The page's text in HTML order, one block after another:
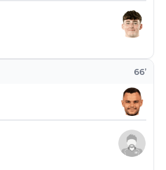
66’